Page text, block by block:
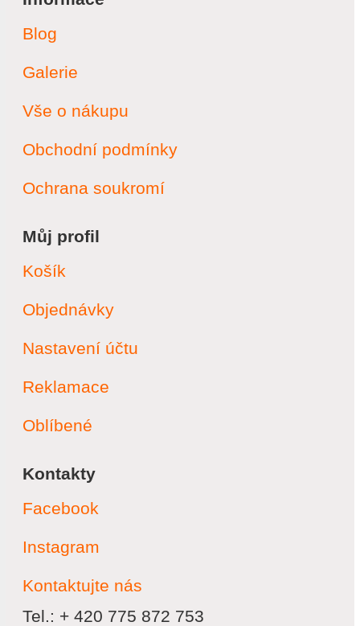
Blog
Galerie
Vše o nákupu
Obchodní podmínky
Ochrana soukromí
Můj profil
Košík
Objednávky
Nastavení účtu
Reklamace
Oblíbené
Kontakty
Facebook
Instagram
Kontaktujte nás
Tel.: + 420 775 872 753